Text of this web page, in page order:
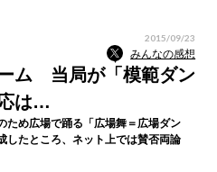
2015/09/23
みんなの感想
ム 当局が「模範ダン
は…
ため広場で踊る「広場舞＝広場ダン
したところ、ネット上では賛否両論